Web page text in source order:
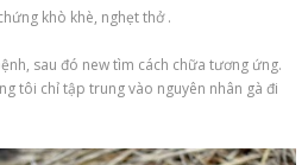
khò khè, nghẹt thở .
sau đó newtìm cách chữa tương ứng.
tôi chỉ tập trung vào nguyên nhân gà đi